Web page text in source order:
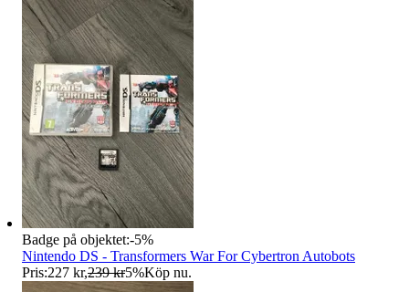
Badge på objektet:-5%
Nintendo DS - Transformers War For Cybertron Autobots
Pris:227 kr,239 kr5%Köp nu.